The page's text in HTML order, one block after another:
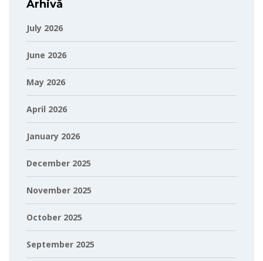
Arhivă
July 2026
June 2026
May 2026
April 2026
January 2026
December 2025
November 2025
October 2025
September 2025